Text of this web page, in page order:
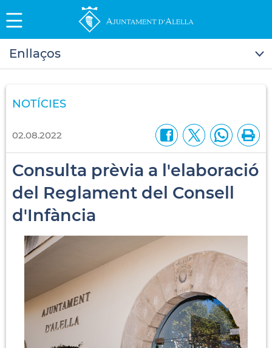
Enllaços
NOTÍCIES
02.08.2022
Consulta prèvia a l'elaboració
del Reglament del Consell
d'Infància